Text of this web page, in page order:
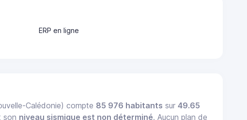
ERP en ligne
Calédonie) compte 85 976 habitants sur49.65
son niveau sismique est non déterminé. Aucun plan de